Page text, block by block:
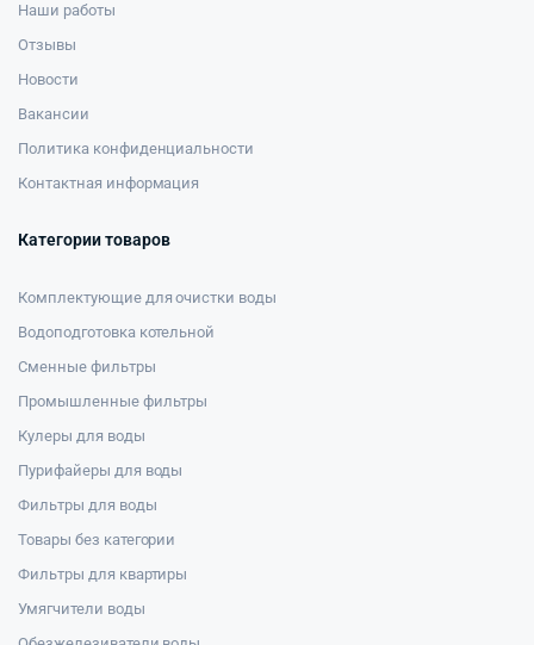
Наши работы
Отзывы
Новости
Вакансии
Политика конфиденциальности
Контактная информация
Категории товаров
Комплектующие для очистки воды
Водоподготовка котельной
Сменные фильтры
Промышленные фильтры
Кулеры для воды
Пурифайеры для воды
Фильтры для воды
Товары без категории
Фильтры для квартиры
Умягчители воды